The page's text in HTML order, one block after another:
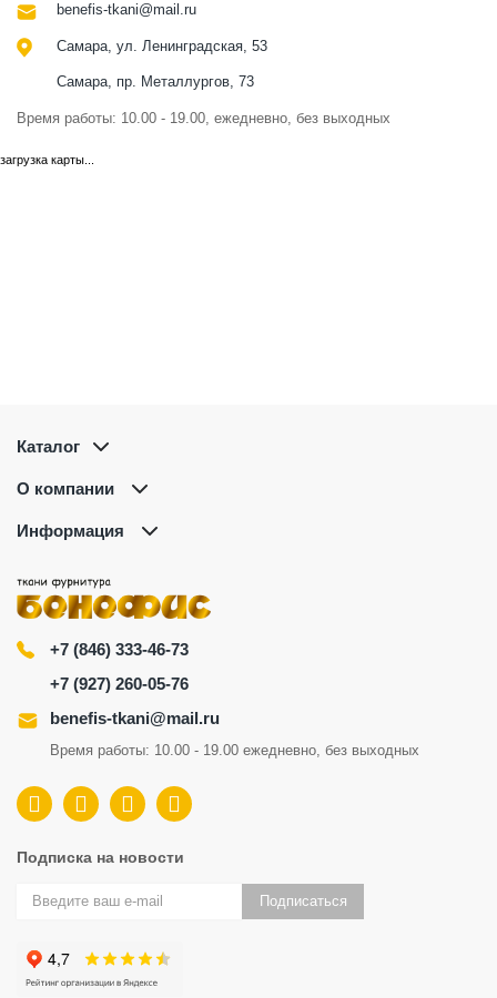
benefis-tkani@mail.ru
Самара, ул. Ленинградская, 53
Самара, пр. Металлургов, 73
Время работы: 10.00 - 19.00, ежедневно, без выходных
загрузка карты...
Каталог
О компании
Информация
+7 (846) 333-46-73
+7 (927) 260-05-76
benefis-tkani@mail.ru
Время работы: 10.00 - 19.00 ежедневно, без выходных
Подписка на новости
Подписаться